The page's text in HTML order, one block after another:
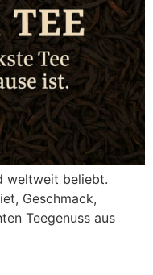
weltweit beliebt.
Geschmack,
Teegenuss aus